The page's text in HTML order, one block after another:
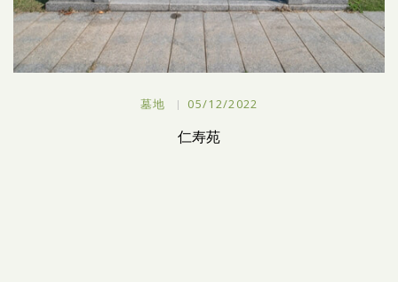
墓地 05/12/2022
仁寿苑